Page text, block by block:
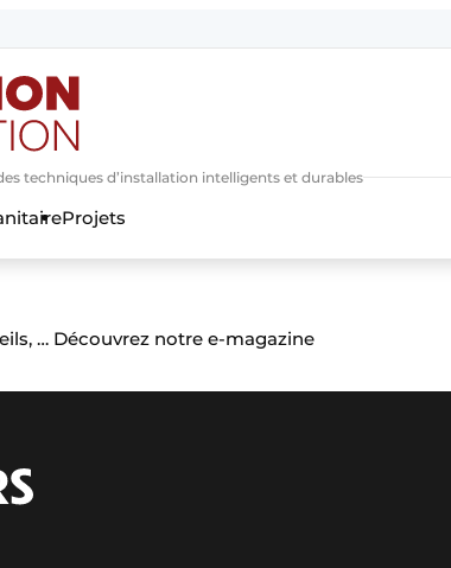
techniques d’installation intelligents et durables
Projets
… Découvrez notre e-magazine